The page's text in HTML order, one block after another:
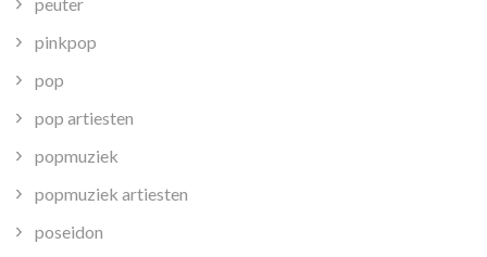
pinkpop
pop
pop artiesten
popmuziek
popmuziek artiesten
poseidon